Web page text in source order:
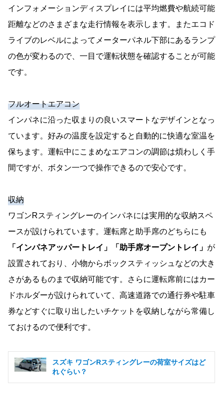
インフォメーションディスプレイには平均燃費や航続可能
距離などのさまざまな走行情報を表示します。またエコド
ライブのレベルによってメーターパネル下部にあるランプ
の色が変わるので、一目で運転状態を確認することが可能
です。
フルオートエアコン
インパネに沿った収まりの良いスマートなデザインとなっ
ています。好みの温度を設定すると自動的に快適な室温を
保ちます。運転中にこまめなエアコンの調節は煩わしく手
間ですが、ボタン一つで操作できるので安心です。
収納
ワゴンRスティングレーのインパネには実用的な収納スペ
ースが設けられています。運転席と助手席のどちらにも
「インパネアッパートレイ」「助手席オープントレイ」 が
設置されており、小物からボックスティッシュなどの大き
さがあるものまで収納可能です。さらに運転席前にはカー
ドホルダーが設けられていて、高速道路での通行券や駐車
券などすぐに取り出したいチケットを収納しながら常備し
ておけるので便利です。
スズキ ワゴンRスティングレーの荷室サイズはど
れぐらい？